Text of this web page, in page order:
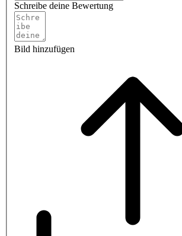
Schreibe deine Bewertung
Bild hinzufügen